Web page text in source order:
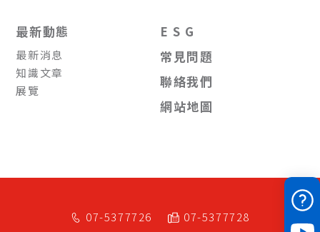
最新動態
最新消息
知識文章
展覽
E S G
常見問題
聯絡我們
網站地圖
07-5377726 07-5377728